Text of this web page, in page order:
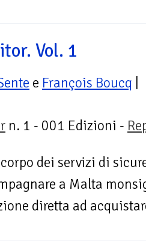
Vol. 1
e François Boucq
n. 1 - 001 Edizioni -
dei servizi di
a Malta
diretta ad